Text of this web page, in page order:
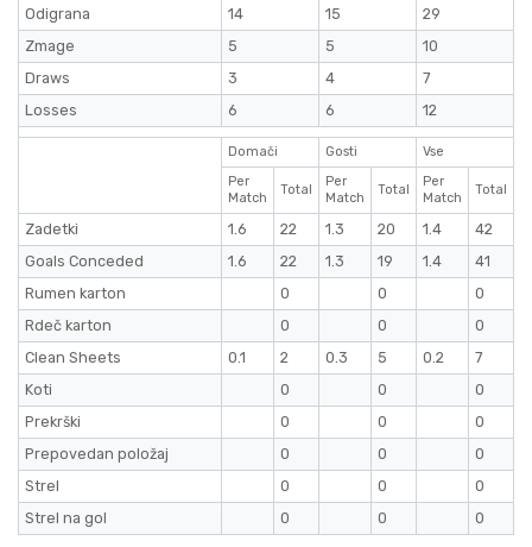
Odigrana 14 15
29
Zmage
5 5
10
Draws
3 4
7
Losses
6 6 12
Domači Gosti
Vse
Per
Match
Total
Per
Match
Total
Per
Match
Total
Zadetki 1.6 22 1.3 20 1.4
42
Goals Conceded
1.6 22 1.3 19 1.4
41
Rumen karton
0 0
0
Rdeč karton
0 0
0
Clean Sheets
0.1 2 0.3 5 0.2
7
Koti
0 0
0
Prekrški
0 0
0
Prepovedan položaj
0 0
0
Strel
0 0
0
Strel na gol
0 0 0